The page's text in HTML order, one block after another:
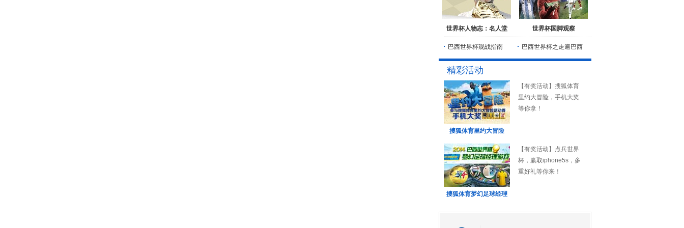
世界杯人物志：名人堂 世界杯国脚观察
巴西世界杯观战指南 巴西世界杯之走遍巴西
精彩活动
搜狐体育里约大冒险
【有奖活动】搜狐体育
里约大冒险，手机大奖
等你拿！
搜狐体育梦幻足球经理
【有奖活动】点兵世界
杯，赢取iphone5s，多
重好礼等你来！